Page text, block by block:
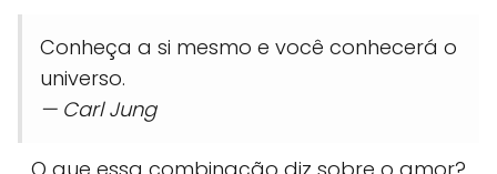
Conheça a si mesmo e você conhecerá o
universo.
— Carl Jung